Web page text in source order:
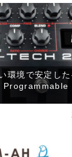
環境で安定し